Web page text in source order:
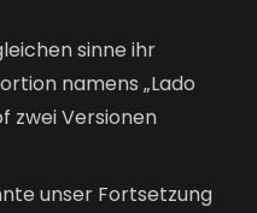
sinne ihr
namens „Lado
zwei Versionen
unser Fortsetzung